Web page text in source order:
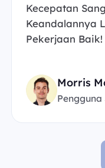
Kecepatan
Keandalannya
Pekerjaan Baik!
Morris